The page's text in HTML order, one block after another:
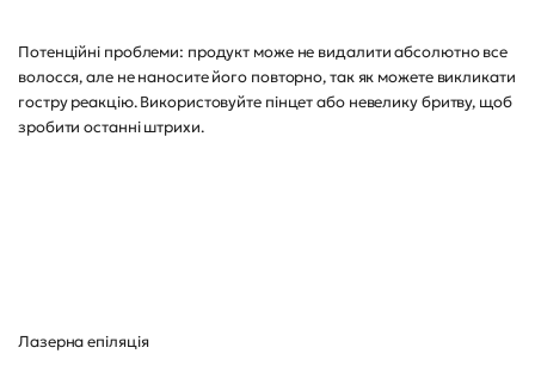
Потенційні проблеми: продукт може не видалити абсолютно все
волосся, але не наносите його повторно, так як можете викликати
гостру реакцію. Використовуйте пінцет або невелику бритву, щоб
зробити останні штрихи.
Лазерна епіляція